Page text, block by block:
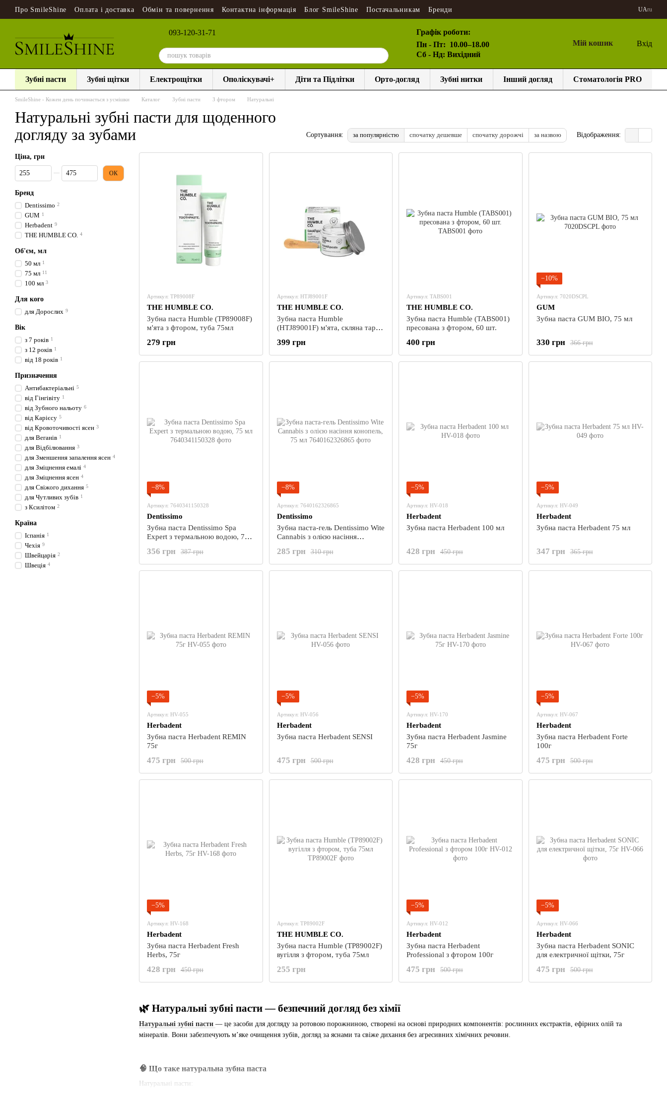
Перейти до основного контенту
Про SmileShine Оплата і доставка Обмін та повернення Контактна інформація Блог SmileShine Постачальникам Бренди UAru
093-120-31-71
Графік роботи:
Пн - Пт: 10.00–18.00
Сб - Нд: Вихідний
Мій кошик Вхід
Зубні пасти Зубні щітки Електрощітки Ополіскувачі+ Діти та Підлітки Орто-догляд Зубні нитки Інший догляд Стоматологія PRO
SmileShine - Кожен день починається з усмішки Каталог Зубні пасти З фтором Натуральні
Натуральні зубні пасти для щоденного
догляду за зубами
Сортування: за популярністю спочатку дешевше спочатку дорожчі за назвою Відображення:
🌿 Натуральні зубні пасти — безпечний догляд без хімії
Натуральні зубні пасти — це засоби для догляду за ротовою порожниною, створені на основі природних компонентів: рослинних екстрактів, ефірних олій та
мінералів. Вони забезпечують м’яке очищення зубів, догляд за яснами та свіже дихання без агресивних хімічних речовин.
🧠 Що таке натуральна зубна паста
Натуральні пасти:
Артикул: TP89008F
THE HUMBLE CO.
Зубна паста Humble (TP89008F)
м'ята з фтором, туба 75мл
279 грн
Артикул: HTJ89001F
THE HUMBLE CO.
Зубна паста Humble
(HTJ89001F) м'ята, скляна тара
399 грн
Артикул: TABS001
THE HUMBLE CO.
Зубна паста Humble (TABS001)
пресована з фтором, 60 шт.
400 грн
−10%
Артикул: 7020DSCPL
GUM
Зубна паста GUM BIO, 75 мл
366 грн
330 грн
−8%
Артикул: 7640341150328
Dentissimo
Зубна паста Dentissimo Spa
Expert з термальною водою, 75
387 грн
356 грн
−8%
Артикул: 7640162326865
Dentissimo
Зубна паста-гель Dentissimo Wite
Cannabis з олією насіння
310 грн
285 грн
−5%
Артикул: HV-018
Herbadent
Зубна паста Herbadent 100 мл
450 грн
428 грн
−5%
Артикул: HV-049
Herbadent
Зубна паста Herbadent 75 мл
365 грн
347 грн
−5%
Артикул: HV-055
Herbadent
Зубна паста Herbadent REMIN
75г
500 грн
475 грн
−5%
Артикул: HV-056
Herbadent
Зубна паста Herbadent SENSI
500 грн
475 грн
−5%
Артикул: HV-170
Herbadent
Зубна паста Herbadent Jasmine
75г
450 грн
428 грн
−5%
Артикул: HV-067
Herbadent
Зубна паста Herbadent Forte
100г
500 грн
475 грн
−5%
Артикул: HV-168
Herbadent
Зубна паста Herbadent Fresh
Herbs, 75г
450 грн
428 грн
Артикул: TP89002F
THE HUMBLE CO.
Зубна паста Humble (TP89002F)
вугілля з фтором, туба 75мл
255 грн
−5%
Артикул: HV-012
Herbadent
Зубна паста Herbadent
Professional з фтором 100г
500 грн
475 грн
−5%
Артикул: HV-066
Herbadent
Зубна паста Herbadent SONIC
для електричної щітки, 75г
500 грн
475 грн
Ціна, грн
Від Ціна, грн
До Ціна, грн
ОК
Бренд
Dentissimo 2
GUM 1
Herbadent 9
THE HUMBLE CO. 4
Об'єм, мл
50 мл 1
75 мл 11
100 мл 3
Для кого
для Дорослих 9
Вік
з 7 років 1
з 12 років 1
від 18 років 1
Призначення
Антибактеріальні 5
від Гінгівіту 1
від Зубного нальоту 6
від Карієсу 5
від Кровоточивості ясен 3
для Веганів 1
для Відбілювання 3
для Зменшення запалення ясен 4
для Зміцнення емалі 4
для Зміцнення ясен 4
для Свіжого дихання 5
для Чутливих зубів 1
з Ксилітом 2
Країна
Іспанія 1
Чехія 9
Швейцарія 2
Швеція 4